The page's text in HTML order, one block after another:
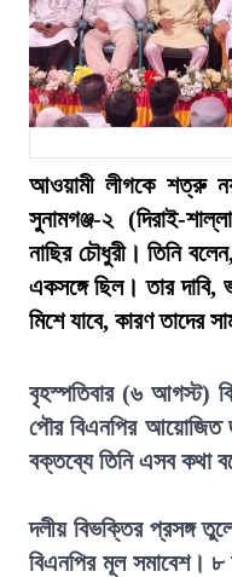
আওয়ামী লীগকে শত্রু
সুনামগঞ্জ-২ (দিরাই-
নাছির চৌধুরী। তিনি
একসঙ্গে ছিল। তার দাবি,
মিশে যাবে, কারণ তাদের
বৃহস্পতিবার (৬ আগস্ট)
পৌর বিএনপির আয়োজিত
বক্তব্যে তিনি এসব কথা
দলীয় বিভক্তির প্রসঙ্গ
বিএনপির মূল সমাবেশ। ৮